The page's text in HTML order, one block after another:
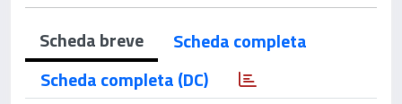
Scheda breve
Scheda completa
Scheda completa (DC)